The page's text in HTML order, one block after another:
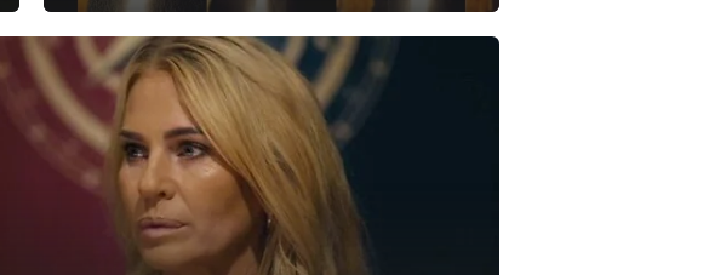
kunnen winnen. Wie-o-wie gaat er met het gewonnen
zilveren naar huis?